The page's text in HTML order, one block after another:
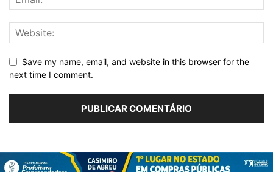
Save my name, email, and website in this browser for the
next time I comment.